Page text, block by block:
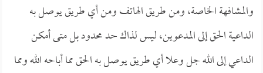
والمشافهة الخاصة، ومن طريق الهاتف ومن أي طريق يوصل به
الداعية الحق إلى المدعوين، ليس لذاك حد محدود بل متى أمكن
الداعي إلى الله جل وعلا أي طريق يوصل به الحق مما أباحه الله ومما